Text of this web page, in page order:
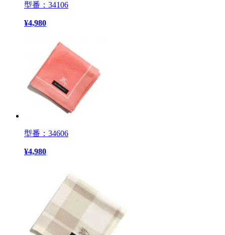
型番：34106
¥4,980
型番：34606
¥4,980